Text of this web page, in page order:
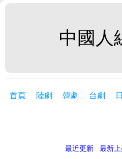
中國人
首頁 陸劇 韓劇 台劇
最近更新 最新上